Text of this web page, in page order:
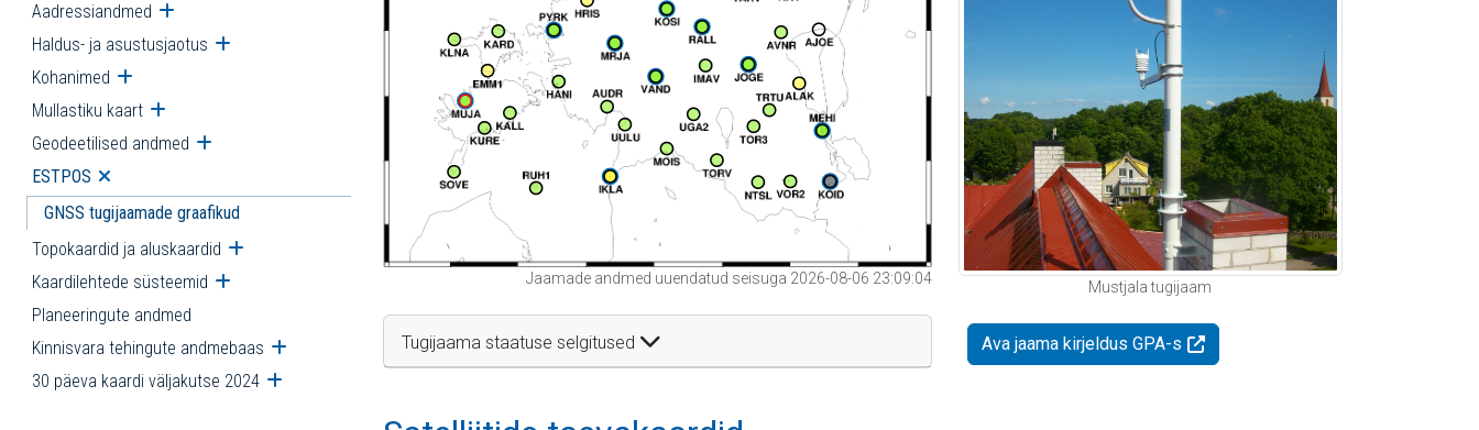
Aadressiandmed Ava alammenüü
Haldus- ja asustusjaotus Ava alammenüü
Kohanimed Ava alammenüü
Mullastiku kaart Ava alammenüü
Geodeetilised andmed Ava alammenüü
ESTPOS Ava alammenüü
GNSS tugijaamade graafikud
Topokaardid ja aluskaardid Ava alammenüü
Kaardilehtede süsteemid Ava alammenüü
Planeeringute andmed
Kinnisvara tehingute andmebaas Ava alammenüü
30 päeva kaardi väljakutse 2024 Ava alammenüü
Jaamade andmed uuendatud seisuga 2026-08-06 23:09:04
Tugijaama staatuse selgitused
Mustjala tugijaam
Ava jaama kirjeldus GPA-s